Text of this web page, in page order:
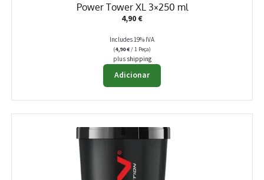
Power Tower XL 3×250 ml
4,90€
Includes 19% IVA
(4,90€/ 1 Peça)
plus shipping
Adicionar